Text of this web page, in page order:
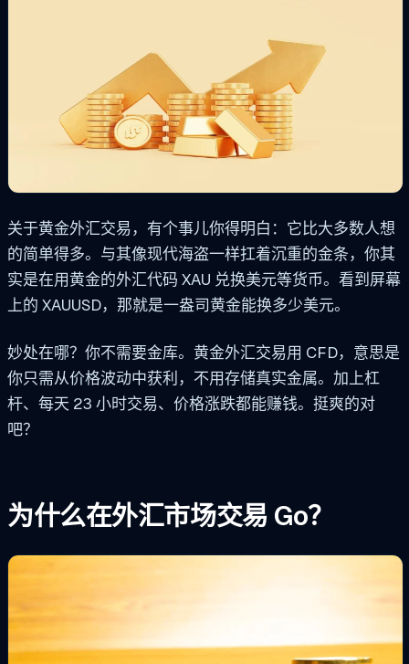
关于黄金外汇交易，有个事儿你得明白：它比大多数人想
的简单得多。与其像现代海盗一样扛着沉重的金条，你其
实是在用黄金的外汇代码 XAU 兑换美元等货币。看到屏幕
上的 XAUUSD，那就是一盎司黄金能换多少美元。
妙处在哪？你不需要金库。黄金外汇交易用 CFD，意思是
你只需从价格波动中获利，不用存储真实金属。加上杠
杆、每天 23 小时交易、价格涨跌都能赚钱。挺爽的对
吧？
为什么在外汇市场交易 Go？